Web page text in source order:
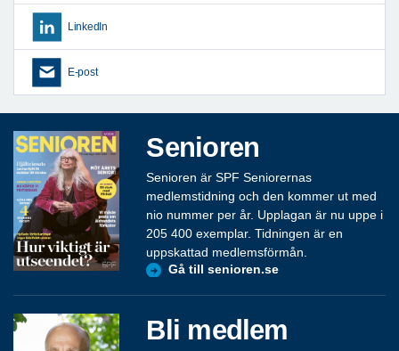
LinkedIn
E-post
Senioren
Senioren är SPF Seniorernas
medlemstidning och den kommer ut med
nio nummer per år. Upplagan är nu uppe i
205 400 exemplar. Tidningen är en
uppskattad medlemsförmån.
Gå till senioren.se
Bli medlem